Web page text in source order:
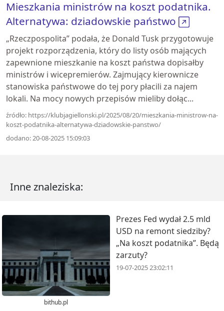
Mieszkania ministrów na koszt podatnika.
Alternatywa: dziadowskie państwo
„Rzeczpospolita” podała, że Donald Tusk przygotowuje
projekt rozporządzenia, który do listy osób mających
zapewnione mieszkanie na koszt państwa dopisałby
ministrów i wicepremierów. Zajmujący kierownicze
stanowiska państwowe do tej pory płacili za najem
lokali. Na mocy nowych przepisów mieliby dołąc...
źródło: https://klubjagiellonski.pl/2025/08/20/mieszkania-ministrow-na-
koszt-podatnika-alternatywa-dziadowskie-panstwo/
dodano: 20-08-2025 15:09:03
Inne znaleziska:
bithub.pl
Prezes Fed wydał 2.5 mld
USD na remont siedziby?
„Na koszt podatnika”. Będą
zarzuty?
19-07-2025 23:02:11